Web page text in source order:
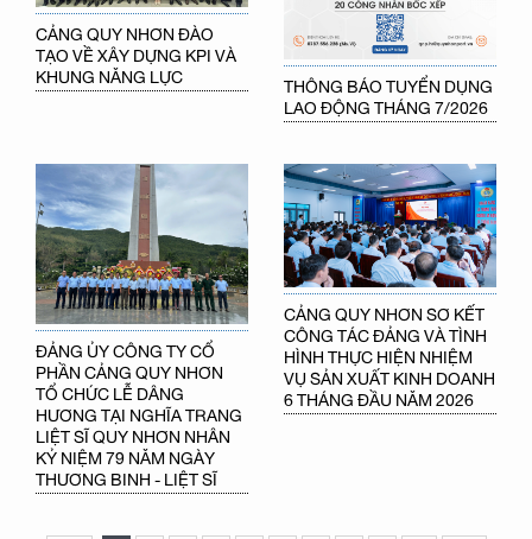
CẢNG QUY NHƠN ĐÀO
TẠO VỀ XÂY DỰNG KPI VÀ
KHUNG NĂNG LỰC THÔNG BÁO TUYỂN DỤNG
LAO ĐỘNG THÁNG 7/2026
ĐẢNG ỦY CÔNG TY CỔ
PHẦN CẢNG QUY NHƠN
TỔ CHỨC LỄ DÂNG
HƯƠNG TẠI NGHĨA TRANG
LIỆT SĨ QUY NHƠN NHÂN
KỶ NIỆM 79 NĂM NGÀY
THƯƠNG BINH - LIỆT SĨ
CẢNG QUY NHƠN SƠ KẾT
CÔNG TÁC ĐẢNG VÀ TÌNH
HÌNH THỰC HIỆN NHIỆM
VỤ SẢN XUẤT KINH DOANH
6 THÁNG ĐẦU NĂM 2026